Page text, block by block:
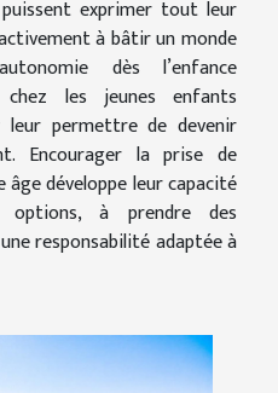
exprimer tout leur
à bâtir un monde
dès l’enfance
chez les jeunes enfants
permettre de devenir
Encourager la prise de
âge développe leur capacité
options, à prendre des
responsabilité adaptée à